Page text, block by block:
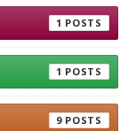
1
1
9